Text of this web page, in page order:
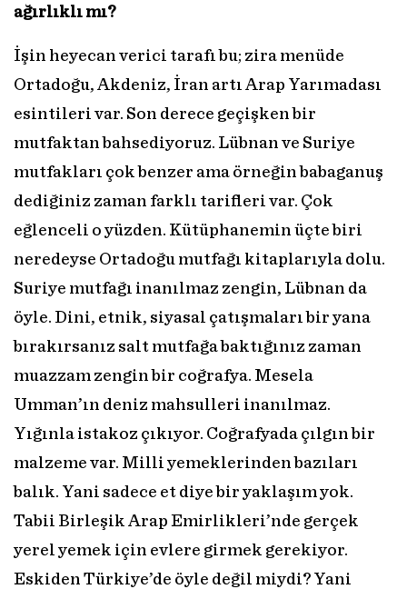
ağırlıklı mı?
İşin heyecan verici tarafı bu; zira menüde
Ortadoğu, Akdeniz, İran artı Arap Yarımadası
esintileri var. Son derece geçişken bir
mutfaktan bahsediyoruz. Lübnan ve Suriye
mutfakları çok benzer ama örneğin babaganuş
dediğiniz zaman farklı tarifleri var. Çok
eğlenceli o yüzden. Kütüphanemin üçte biri
neredeyse Ortadoğu mutfağı kitaplarıyla dolu.
Suriye mutfağı inanılmaz zengin, Lübnan da
öyle. Dini, etnik, siyasal çatışmaları bir yana
bırakırsanız salt mutfağa baktığınız zaman
muazzam zengin bir coğrafya. Mesela
Umman’ın deniz mahsulleri inanılmaz.
Yığınla istakoz çıkıyor. Coğrafyada çılgın bir
malzeme var. Milli yemeklerinden bazıları
balık. Yani sadece et diye bir yaklaşım yok.
Tabii Birleşik Arap Emirlikleri’nde gerçek
yerel yemek için evlere girmek gerekiyor.
Eskiden Türkiye’de öyle değil miydi? Yani